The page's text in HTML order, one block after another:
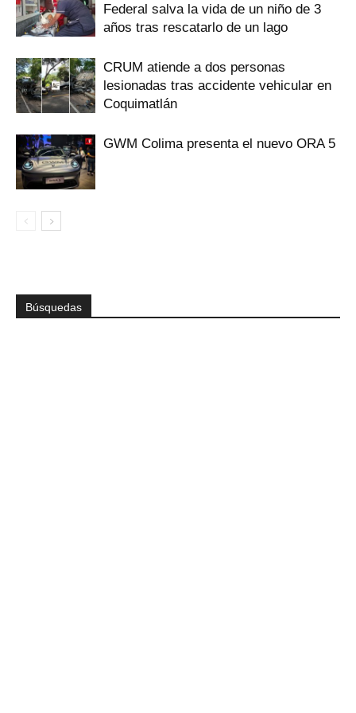
Federal salva la vida de un niño de 3
años tras rescatarlo de un lago
CRUM atiende a dos personas
lesionadas tras accidente vehicular en
Coquimatlán
GWM Colima presenta el nuevo ORA 5
Búsquedas